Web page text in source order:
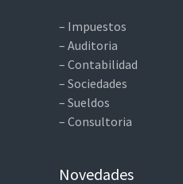
– Impuestos
– Auditoria
– Contabilidad
– Sociedades
– Sueldos
– Consultoria
Novedades